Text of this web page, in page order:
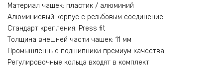
Материал чашек: пластик / алюминий
Алюминиевый корпус с резьбовым соединение
Стандарт крепления: Press fit
Толщина внешней части чашек: 11 мм
Промышленные подшипники премиум качества
Регулировочные кольца входят в комплект